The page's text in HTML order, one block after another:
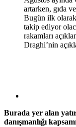
artarken, gıda
Bugün ilk olarak
takip ediyor
rakamları
Draghi’nin
Burada yer alan
danışmanlığı